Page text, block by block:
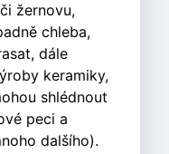
žernovu,
chleba,
dále
keramiky,
shlédnout
peci a
dalšího).